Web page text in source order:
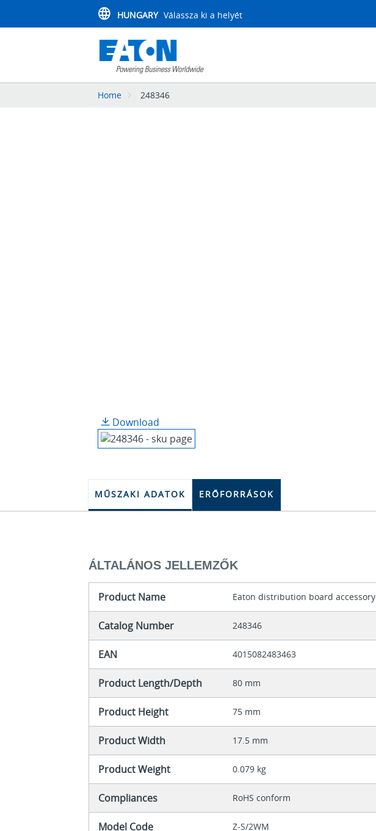
HUNGARY Válassza ki a helyét
Home 248346
Download
MŰSZAKI ADATOK ERŐFORRÁSOK
ÁLTALÁNOS JELLEMZŐK
Product Name Eaton distribution board accessory
Catalog Number 248346
EAN 4015082483463
Product Length/Depth 80 mm
Product Height 75 mm
Product Width 17.5 mm
Product Weight 0.079 kg
Compliances RoHS conform
Model Code Z-S/2WM